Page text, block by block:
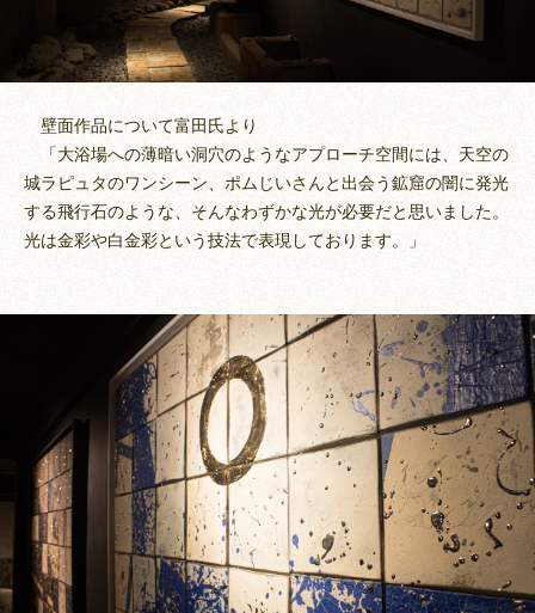
壁面作品について富田氏より
「大浴場への薄暗い洞穴のようなアプローチ空間には、天空の
城ラピュタのワンシーン、ポムじいさんと出会う鉱窟の闇に発光
する飛行石のような、そんなわずかな光が必要だと思いました。
光は金彩や白金彩という技法で表現しております。」